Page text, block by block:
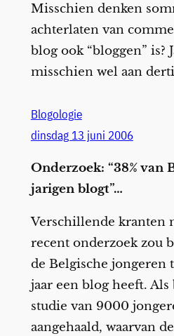
Misschien denken
achterlaten van
blog ook “bloggen” is?
misschien wel aan
Blogologie
dinsdag 13 juni 2006
Onderzoek: “38% van
jarigen blogt”…
Verschillende kranten
recent onderzoek zou
de Belgische jongeren
jaar een blog heeft.
studie van 9000
aangehaald, waarvan